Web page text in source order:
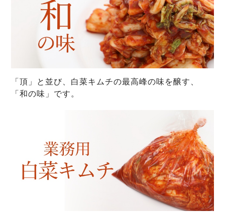
「頂」と並び、白菜キムチの最高峰の味を醸す、
「和の味」です。